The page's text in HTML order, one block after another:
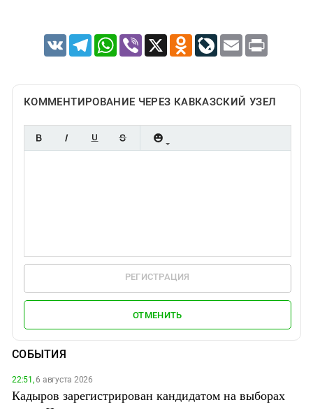
VK TelegramWhatsApp
Viber X Odnoklassniki
LiveJournal
Email Print
КОММЕНТИРОВАНИЕ ЧЕРЕЗ КАВКАЗСКИЙ УЗЕЛ
РЕГИСТРАЦИЯ
ОТМЕНИТЬ
СОБЫТИЯ
22:51,6 августа 2026
Кадыров зарегистрирован кандидатом на выборах